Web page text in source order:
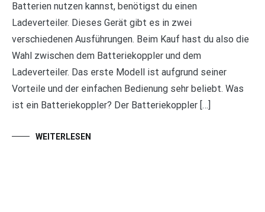
Batterien nutzen kannst, benötigst du einen
Ladeverteiler. Dieses Gerät gibt es in zwei
verschiedenen Ausführungen. Beim Kauf hast du also die
Wahl zwischen dem Batteriekoppler und dem
Ladeverteiler. Das erste Modell ist aufgrund seiner
Vorteile und der einfachen Bedienung sehr beliebt. Was
ist ein Batteriekoppler? Der Batteriekoppler […]
WEITERLESEN